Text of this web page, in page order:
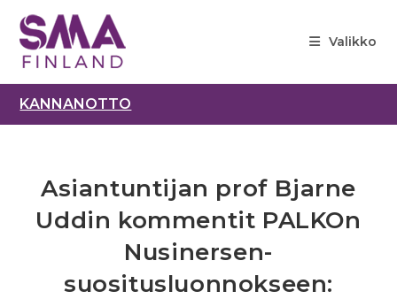
suoraan
sisältöön
Valikko
KANNANOTTO
Asiantuntijan prof Bjarne
Uddin kommentit PALKOn
Nusinersen-
suositusluonnokseen: